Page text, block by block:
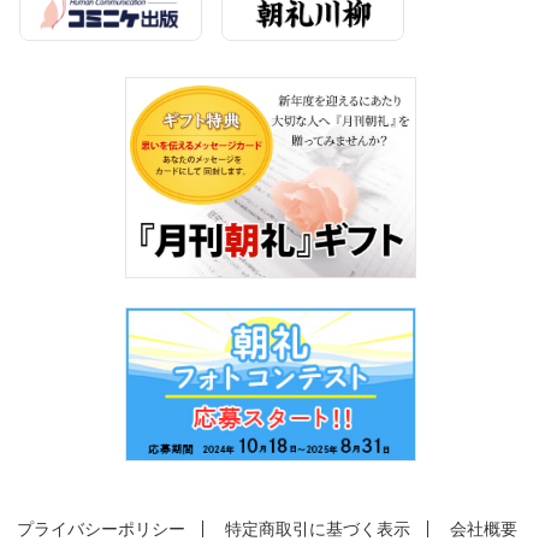
プライバシーポリシー 特定商取引に基づく表示 会社概要